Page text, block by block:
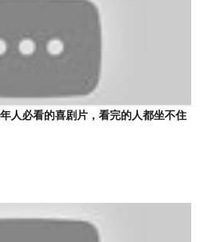
人必看的喜剧片，看完的人都坐不住